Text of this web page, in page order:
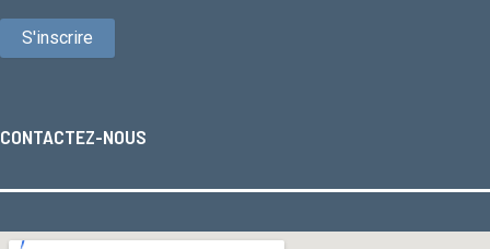
CONTACTEZ-NOUS